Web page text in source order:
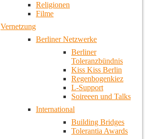
Religionen
Filme
Vernetzung
Berliner Netzwerke
Berliner
Toleranzbündnis
Kiss Kiss Berlin
Regenbogenkiez
L-Support
Soireeen und Talks
International
Building Bridges
Tolerantia Awards